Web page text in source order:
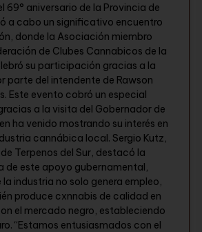
69° aniversario de la Provincia de
a cabo un significativo encuentro
donde la Asociación miembro
de Clubes Cannabicos de la
su participación gracias a la
parte del intendente de Rawson
Este evento cobró un especial
a la visita del Gobernador de
ha venido mostrando su interés en
cannábica local. Sergio Kutz,
Terpenos del Sur, destacó la
de este apoyo gubernamental,
la industria no solo genera empleo,
produce cxnnabis de calidad en
el mercado negro, estableciendo
“Estamos entusiasmados con el